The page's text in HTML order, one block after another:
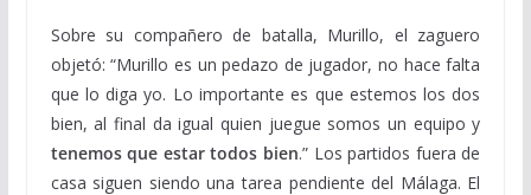
Sobre su compañero de batalla, Murillo, el zaguero
objetó: “Murillo es un pedazo de jugador, no hace falta
que lo diga yo. Lo importante es que estemos los dos
bien, al final da igual quien juegue somos un equipo y
tenemos que estar todos bien.” Los partidos fuera de
casa siguen siendo una tarea pendiente del Málaga. El